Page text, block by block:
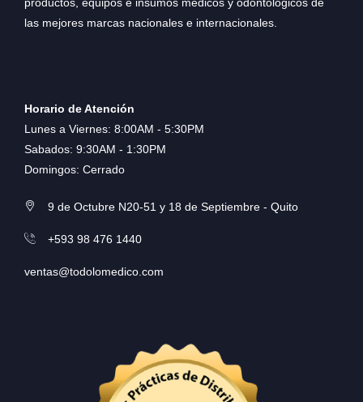
las mejores marcas nacionales e internacionales.
Horario de Atención
Lunes a Viernes: 8:00AM - 5:30PM
Sabados: 9:30AM - 1:30PM
Domingos: Cerrado
9 de Octubre N20-51 y 18 de Septiembre - Quito
+593 98 476 1440
ventas@todolomedico.com